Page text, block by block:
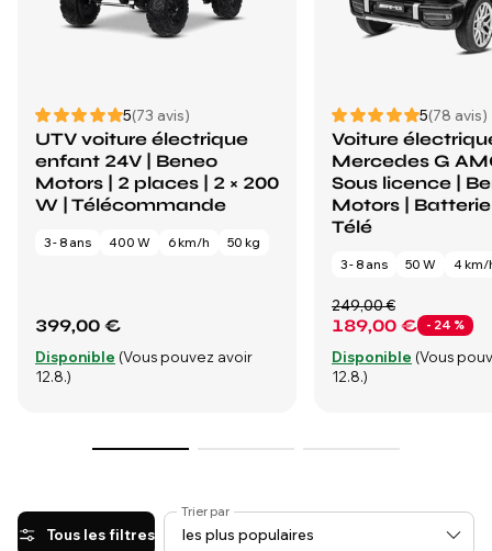
5(73 avis)
UTV voiture électrique
enfant 24V | Beneo
Motors | 2 places | 2 × 200
W | Télécommande
3 - 8 ans 400 W 6 km/h 50 kg
399,00 €
Disponible (Vous pouvez avoir
12.8.)
5(78 avis)
Voiture
Mercedes G
Sous licence |
Motors |
Télé
3 - 8 ans 50 W 4 km/
189,00 € - 24 %
249,00 €
Disponible (Vous
12.8.)
Tous les filtres
Trier par